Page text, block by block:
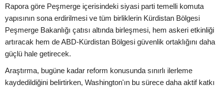
Rapora göre Peşmerge içerisindeki siyasi parti temelli komuta
yapısının sona erdirilmesi ve tüm birliklerin Kürdistan Bölgesi
Peşmerge Bakanlığı çatısı altında birleşmesi, hem askeri etkinliği
artıracak hem de ABD-Kürdistan Bölgesi güvenlik ortaklığını daha
güçlü hale getirecek.
Araştırma, bugüne kadar reform konusunda sınırlı ilerleme
kaydedildiğini belirtirken, Washington'ın bu sürece daha aktif katkı